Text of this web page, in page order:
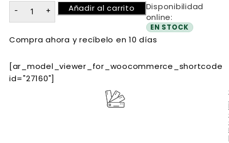
Añadir al carrito
Disponibilidad
online:
EN STOCK
Compra ahora y recíbelo en 10 días
[ar_model_viewer_for_woocommerce_shortcode
id="27160"]